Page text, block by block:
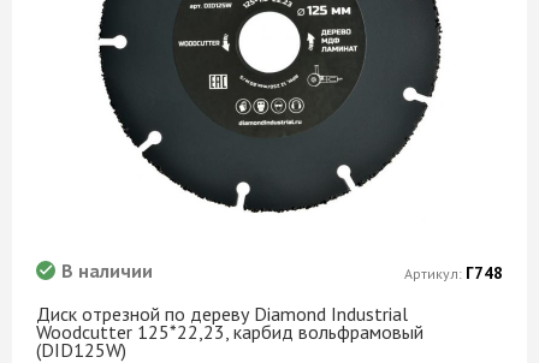
Диск отрезной по дереву Diamond Industrial
Woodcutter 125*22,23, карбид вольфрамовый
(DID125W)
В наличии Артикул: Г748